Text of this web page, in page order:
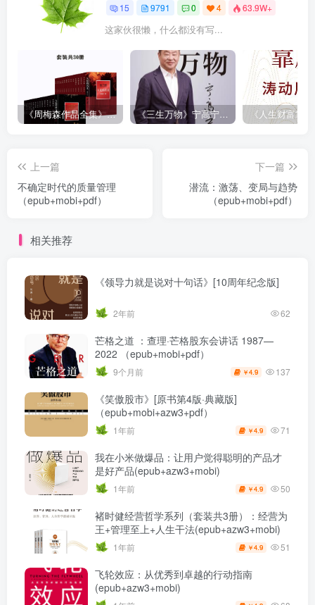
15 9791 0 4 63.9W+
这家伙很懒，什么都没有写...
《周梅森作品全集》[共30册] 《三生万物》宁高宁（epub+mobi+azw3+pdf）
上一篇
不确定时代的质量管理
（epub+mobi+pdf）
下一篇
潜流：激荡、变局与趋势
（epub+mobi+pdf）
相关推荐
《领导力就是说对十句话》[10周年纪念版]
2年前 62
芒格之道 ：查理·芒格股东会讲话 1987—
2022 （epub+mobi+pdf）
9个月前 ￥4.9 137
《笑傲股市》[原书第4版·典藏版]
（epub+mobi+azw3+pdf）
1年前 ￥4.9 71
我在小米做爆品：让用户觉得聪明的产品才
是好产品(epub+azw3+mobi)
1年前 ￥4.9 50
褚时健经营哲学系列（套装共3册）：经营为
王+管理至上+人生干法(epub+azw3+mobi)
1年前 ￥4.9 51
飞轮效应：从优秀到卓越的行动指南
(epub+azw3+mobi)